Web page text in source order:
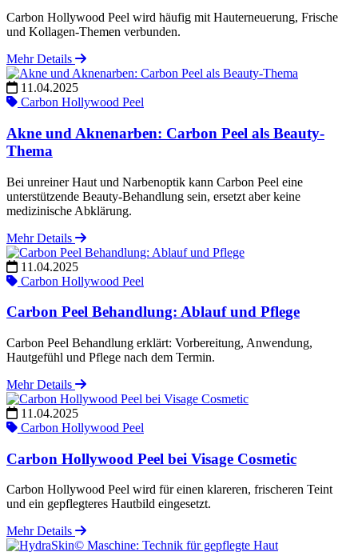
Carbon Hollywood Peel wird häufig mit Hauterneuerung, Frische
und Kollagen-Themen verbunden.
Mehr Details
11.04.2025
Carbon Hollywood Peel
Akne und Aknenarben: Carbon Peel als Beauty-
Thema
Bei unreiner Haut und Narbenoptik kann Carbon Peel eine
unterstützende Beauty-Behandlung sein, ersetzt aber keine
medizinische Abklärung.
Mehr Details
11.04.2025
Carbon Hollywood Peel
Carbon Peel Behandlung: Ablauf und Pflege
Carbon Peel Behandlung erklärt: Vorbereitung, Anwendung,
Hautgefühl und Pflege nach dem Termin.
Mehr Details
11.04.2025
Carbon Hollywood Peel
Carbon Hollywood Peel bei Visage Cosmetic
Carbon Hollywood Peel wird für einen klareren, frischeren Teint
und ein gepflegteres Hautbild eingesetzt.
Mehr Details